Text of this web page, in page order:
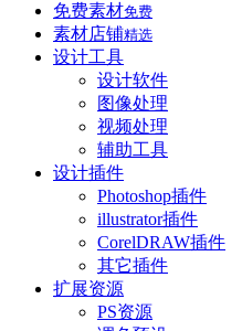
免费素材免费
素材店铺精选
设计工具
设计软件
图像处理
视频处理
辅助工具
设计插件
Photoshop插件
illustrator插件
CorelDRAW插件
其它插件
扩展资源
PS资源